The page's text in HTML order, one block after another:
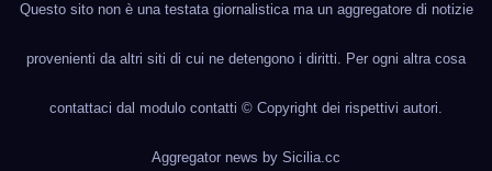
Questo sito non è una testata giornalistica ma un aggregatore di notizie
provenienti da altri siti di cui ne detengono i diritti. Per ogni altra cosa
contattaci dal modulo contatti © Copyright dei rispettivi autori.
Aggregator news by Sicilia.cc